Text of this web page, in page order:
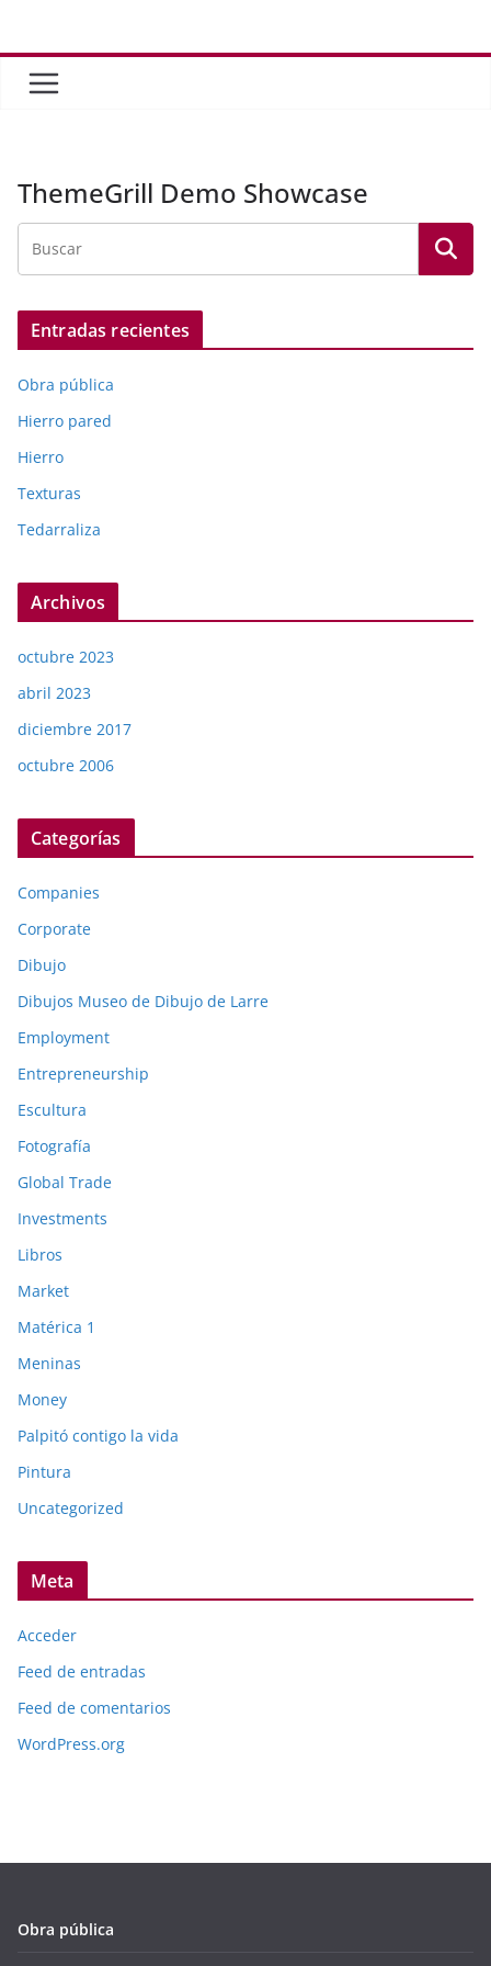
contenido
ThemeGrill Demo Showcase
Entradas recientes
Obra pública
Hierro pared
Hierro
Texturas
Tedarraliza
Archivos
octubre 2023
abril 2023
diciembre 2017
octubre 2006
Categorías
Companies
Corporate
Dibujo
Dibujos Museo de Dibujo de Larre
Employment
Entrepreneurship
Escultura
Fotografía
Global Trade
Investments
Libros
Market
Matérica 1
Meninas
Money
Palpitó contigo la vida
Pintura
Uncategorized
Meta
Acceder
Feed de entradas
Feed de comentarios
WordPress.org
Obra pública